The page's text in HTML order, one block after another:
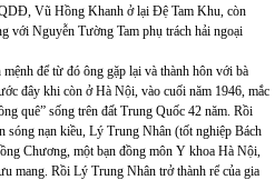
Vũ Hồng Khanh ở lại Đệ Tam Khu, còn
với Nguyễn Tường Tam phụ trách hải ngoại
để từ đó ông gặp lại và thành hôn với bà
đây khi còn ở Hà Nội, vào cuối năm 1946, mắc
quê” sống trên đất Trung Quốc 42 năm. Rồi
sóng nạn kiều, Lý Trung Nhân (tốt nghiệp Bách
Chương, một bạn đồng môn Y khoa Hà Nội,
mang. Rồi Lý Trung Nhân trở thành rể của gia